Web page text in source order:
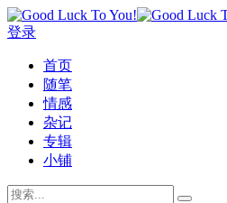
登录
首页
随笔
情感
杂记
专辑
小铺